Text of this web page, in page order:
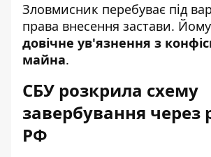
Зловмисник перебуває під
права внесення застави.
довічне ув'язнення з
майна.
СБУ розкрила схему
завербування через
РФ